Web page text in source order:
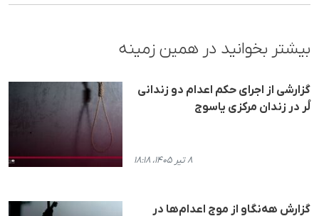
بیشتر بخوانید در همین زمینه
گزارشی از اجرای حکم اعدام دو زندانی
لُر در زندان مرکزی یاسوج
۸ تیر ۱۴۰۵، ۱۸:۱۸
گزارش هه‌نگاو از موج اعدام‌ها در